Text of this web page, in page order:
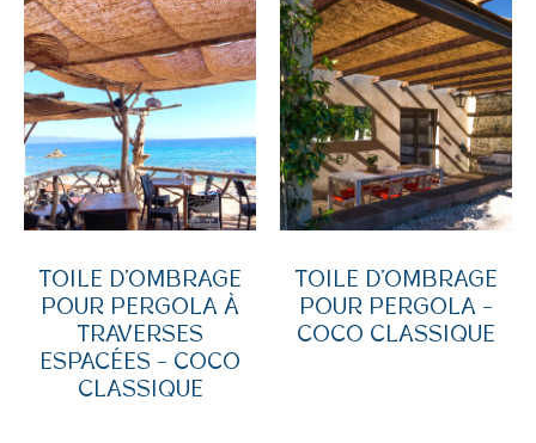
TOILE D’OMBRAGE
POUR PERGOLA À
TRAVERSES
ESPACÉES – COCO
CLASSIQUE
TOILE D’OMBRAGE
POUR PERGOLA –
COCO CLASSIQUE